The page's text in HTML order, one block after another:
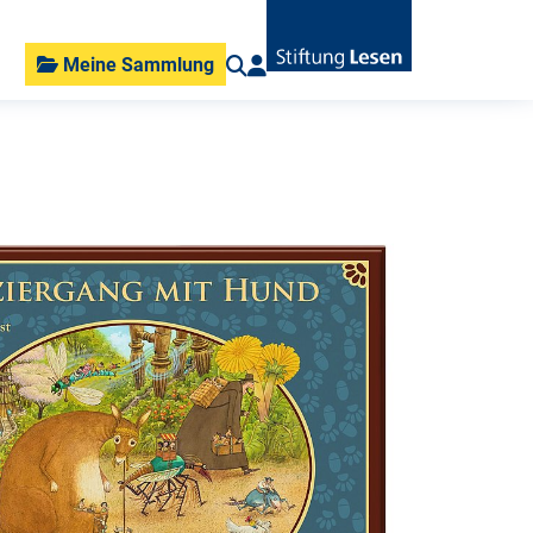
Meine Sammlung